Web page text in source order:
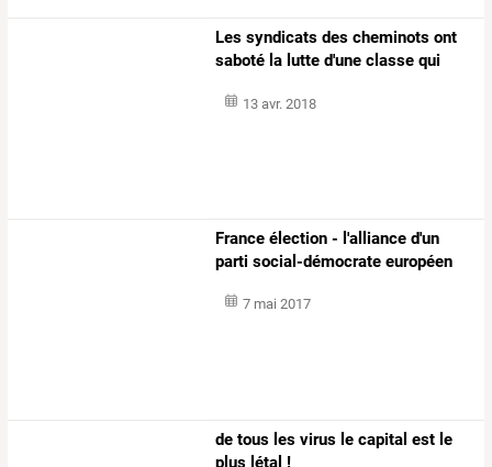
Les syndicats des cheminots ont
saboté la lutte d'une classe qui
13 avr. 2018
France élection - l'alliance d'un
parti social-démocrate européen
7 mai 2017
de tous les virus le capital est le
plus létal !